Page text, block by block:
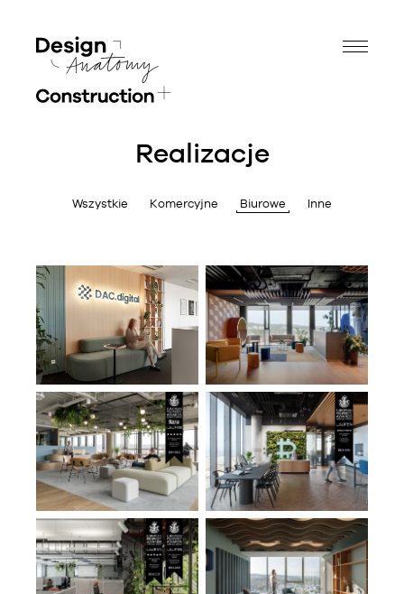
Realizacje
Wszystkie Komercyjne Biurowe Inne